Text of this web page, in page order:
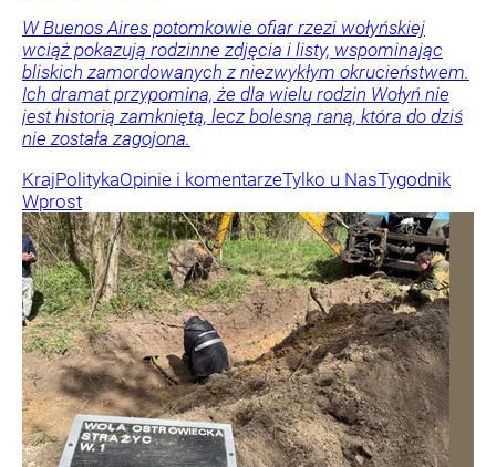
W Buenos Aires potomkowie ofiar rzezi wołyńskiej
wciąż pokazują rodzinne zdjęcia i listy, wspominając
bliskich zamordowanych z niezwykłym okrucieństwem.
Ich dramat przypomina, że dla wielu rodzin Wołyń nie
jest historią zamkniętą, lecz bolesną raną, która do dziś
nie została zagojona.
KrajPolitykaOpinie i komentarzeTylko u NasTygodnik
Wprost